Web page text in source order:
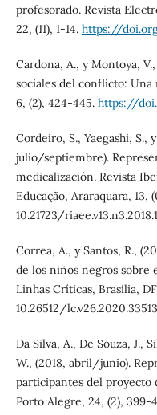
profesorado. Revista
22, (11), 1-14. https://
Cardona, A., y Montoya,
sociales del conflicto: Una
6, (2), 424-445. https://
Cordeiro, S., Yaegashi, S.,
julio/septiembre).
medicalización. Revista
Educação, Araraquara, 13,
10.21723/
Correa, A., y Santos, R.,
de los niños negros sobre
Linhas Críticas, Brasília,
10.26512/lc.v26.2020.33513
Da Silva, A., De Souza, J.,
W., (2018, abril/junio).
participantes del
Porto Alegre, 24, (2), 399-